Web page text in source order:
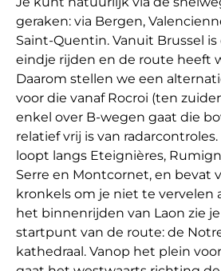
geraken: via Bergen,
Saint-Quentin. Vanuit Brussel
eindje rijden en de route heeft
Daarom stellen we een
voor die vanaf Rocroi (ten
enkel over B-wegen gaat die
relatief vrij is van
loopt langs Eteignières,
Serre en Montcornet, en bevat
kronkels om je niet te vervelen
het binnenrijden van Laon zie
startpunt van de route: de
kathedraal. Vanop het plein